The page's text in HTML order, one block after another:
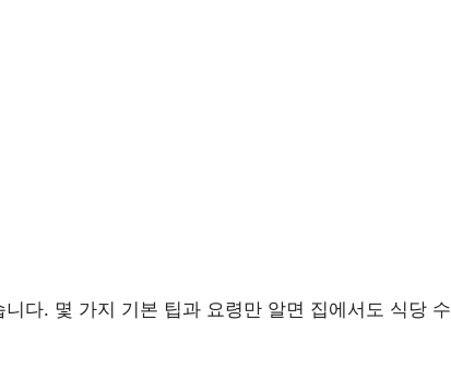
다. 몇 가지 기본 팁과 요령만 알면 집에서도 식당 수